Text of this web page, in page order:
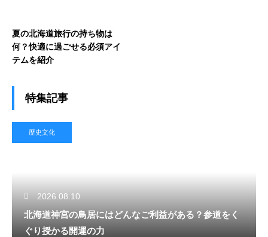
夏の北海道旅行の持ち物は
何？快適に過ごせる必須アイ
テムを紹介
特集記事
歴史文化
2026.08.10
北海道神宮の鳥居にはどんなご利益がある？参道をく
ぐり授かる開運の力